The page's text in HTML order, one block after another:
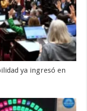
ya ingresó en